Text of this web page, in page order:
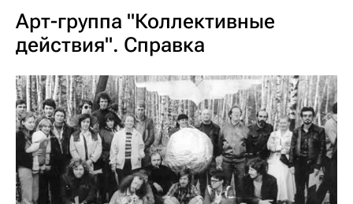
Арт-группа "Коллективные
действия". Справка